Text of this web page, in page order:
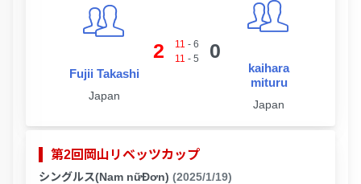
Fujii Takashi
Japan
2 11 - 6
11 - 5 0
kaihara
mituru
Japan
第2回岡山リベッツカップ
シングルス(Nam nữĐơn) (2025/1/19)